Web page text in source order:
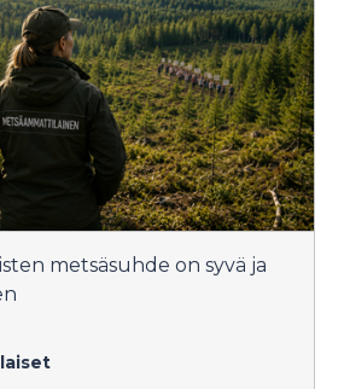
metsäsuhde on syvä ja